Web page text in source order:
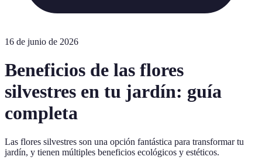
16 de junio de 2026
Beneficios de las flores
silvestres en tu jardín: guía
completa
Las flores silvestres son una opción fantástica para transformar tu
jardín, y tienen múltiples beneficios ecológicos y estéticos.